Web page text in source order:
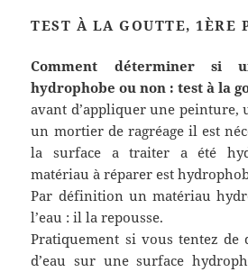
TEST À LA GOUTTE, 1ÈRE
Comment déterminer si
hydrophobe ou non : test à la
avant d’appliquer une peinture,
un mortier de ragréage il est
la surface a traiter a été
matériau à réparer est
Par définition un matériau
l’eau : il la repousse.
Pratiquement si vous tentez de
d’eau sur une surface